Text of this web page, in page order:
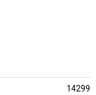
14299